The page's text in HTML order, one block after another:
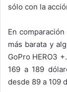
sólo con la
En
más barata y
GoPro HERO3
169 a 189
desde 89 a 109